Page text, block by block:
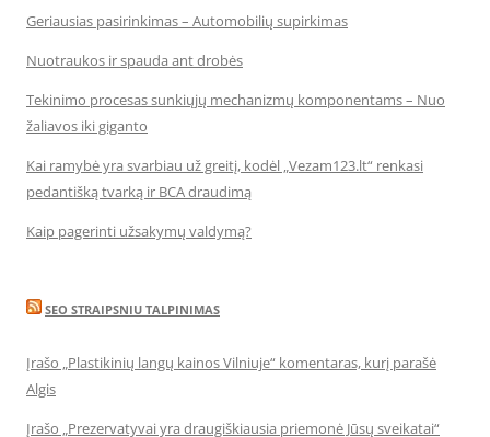
Geriausias pasirinkimas – Automobilių supirkimas
Nuotraukos ir spauda ant drobės
Tekinimo procesas sunkiųjų mechanizmų komponentams – Nuo
žaliavos iki giganto
Kai ramybė yra svarbiau už greitį, kodėl „Vezam123.lt“ renkasi
pedantišką tvarką ir BCA draudimą
Kaip pagerinti užsakymų valdymą?
SEO STRAIPSNIU TALPINIMAS
Įrašo „Plastikinių langų kainos Vilniuje“ komentaras, kurį parašė
Algis
Įrašo „Prezervatyvai yra draugiškiausia priemonė Jūsų sveikatai“